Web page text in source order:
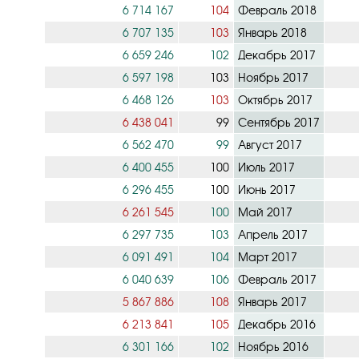
6 714 167 104
Февраль 2018
6 707 135
103
Январь 2018
6 659 246
102
Декабрь 2017
6 597 198
103
Ноябрь 2017
6 468 126
103
Октябрь 2017
6 438 041
99
Сентябрь 2017
6 562 470
99
Август 2017
6 400 455
100
Июль 2017
6 296 455
100
Июнь 2017
6 261 545
100
Май 2017
6 297 735
103
Апрель 2017
6 091 491
104
Март 2017
6 040 639
106
Февраль 2017
5 867 886
108
Январь 2017
6 213 841
105
Декабрь 2016
6 301 166
102 Ноябрь 2016